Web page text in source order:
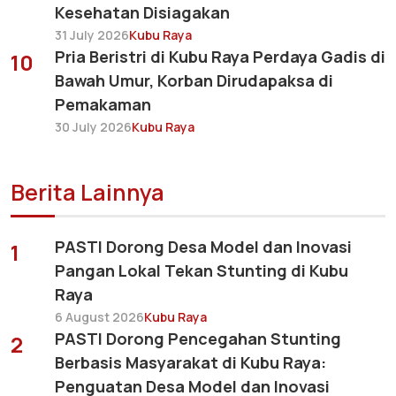
Kesehatan Disiagakan
31 July 2026Kubu Raya
10
Pria Beristri di Kubu Raya Perdaya Gadis di
Bawah Umur, Korban Dirudapaksa di
Pemakaman
30 July 2026Kubu Raya
Berita Lainnya
1
PASTI Dorong Desa Model dan Inovasi
Pangan Lokal Tekan Stunting di Kubu
Raya
6 August 2026Kubu Raya
2
PASTI Dorong Pencegahan Stunting
Berbasis Masyarakat di Kubu Raya:
Penguatan Desa Model dan Inovasi